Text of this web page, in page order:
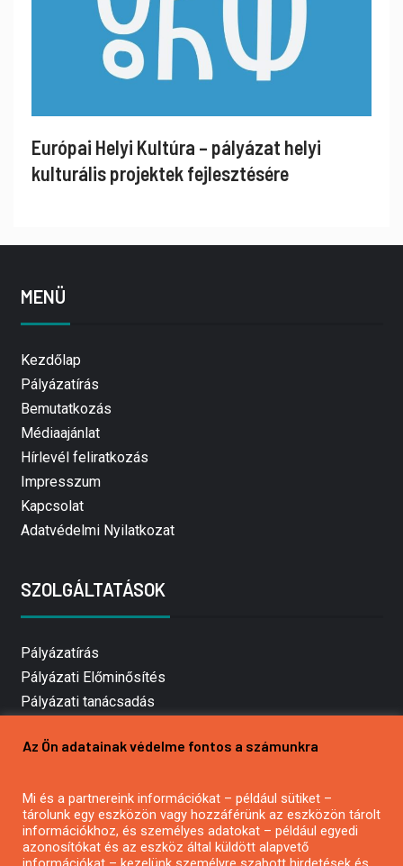
Európai Helyi Kultúra – pályázat helyi
kulturális projektek fejlesztésére
MENÜ
Kezdőlap
Pályázatírás
Bemutatkozás
Médiaajánlat
Hírlevél feliratkozás
Impresszum
Kapcsolat
Adatvédelmi Nyilatkozat
SZOLGÁLTATÁSOK
Pályázatírás
Pályázati Előminősítés
Pályázati tanácsadás
Mezőgazdasági pályázatírás
Pályázatírás civil szervezeteknek
Pályázatírás önkormányzatoknak
Pályázatfigyelés
Az Ön adatainak védelme fontos a számunkra
Mi és a partnereink információkat – például sütiket –
tárolunk egy eszközön vagy hozzáférünk az eszközön tárolt
információkhoz, és személyes adatokat – például egyedi
azonosítókat és az eszköz által küldött alapvető